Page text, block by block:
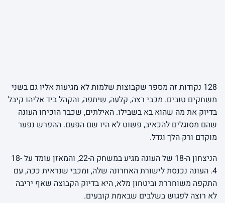
128 נקודות זה מספר שקבוצות שלמות לא מגיעות אליו גם בשני
משחקים טובים. מכבי רצה, קלעה, שיתפה, והקהל ביד אליהו קיבל
בדיוק את מה שהוא בא בשבילו. האילתים, שכבר הוכיחו העונה
שהם מסוגלים להכאיב, פשוט לא היו שם הפעם. ההפרש נפער
מוקדם ורק הלך וגדל.
הניצחון ה-18 של העונה מגיע במשחק ה-22, והמאזן עומד על 18-
4. העונה נכנסת לישורת האחרונה שלה, ומכבי שנראית ככה, עם
התקפה משוחררת וביטחון מלא, היא בדיוק הקבוצה שאף יריבה
לא רוצה לפגוש בשלבים שבאמת קובעים.